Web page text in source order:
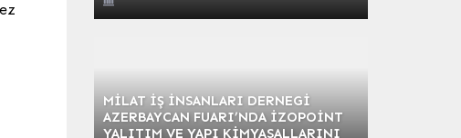
MİLAT İŞ İNSANLARI DERNEGİ
AZERBAYCAN FUARI’NDA İZOPOİNT
YALITIM VE YAPI KİMYASALLARINI